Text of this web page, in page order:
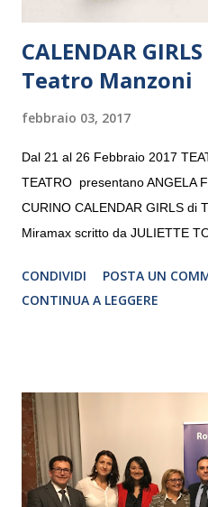
CALENDAR
Teatro Manzoni
febbraio 03, 2017
Dal 21 al 26 Febbraio 2017
TEATRO presentano ANGELA
CURINO CALENDAR GIRLS di
Miramax scritto da JULIETTE
CRISTINA PEZZOLI
CONDIVIDI
POSTA UN
CONTINUA A LEGGERE